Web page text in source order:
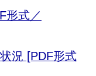
形式／
況 [PDF形式